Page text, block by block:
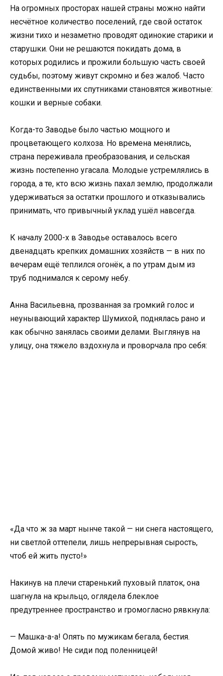
На огромных просторах нашей страны можно найти
несчётное количество поселений, где свой остаток
жизни тихо и незаметно проводят одинокие старики и
старушки. Они не решаются покидать дома, в
которых родились и прожили большую часть своей
судьбы, поэтому живут скромно и без жалоб. Часто
единственными их спутниками становятся животные:
кошки и верные собаки.
Когда-то Заводье было частью мощного и
процветающего колхоза. Но времена менялись,
страна переживала преобразования, и сельская
жизнь постепенно угасала. Молодые устремлялись в
города, а те, кто всю жизнь пахал землю, продолжали
удерживаться за остатки прошлого и отказывались
принимать, что привычный уклад ушёл навсегда.
К началу 2000-х в Заводье оставалось всего
двенадцать крепких домашних хозяйств — в них по
вечерам ещё теплился огонёк, а по утрам дым из
труб поднимался к серому небу.
Анна Васильевна, прозванная за громкий голос и
неунывающий характер Шумихой, поднялась рано и
как обычно занялась своими делами. Выглянув на
улицу, она тяжело вздохнула и проворчала про себя:
«Да что ж за март нынче такой — ни снега настоящего,
ни светлой оттепели, лишь непрерывная сырость,
чтоб ей жить пусто!»
Накинув на плечи старенький пуховый платок, она
шагнула на крыльцо, оглядела блеклое
предутреннее пространство и громогласно рявкнула:
— Машка-а-а! Опять по мужикам бегала, бестия.
Домой живо! Не сиди под поленницей!